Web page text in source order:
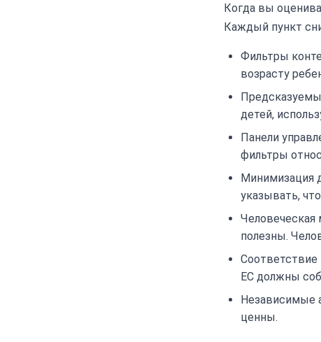
Когда вы
Каждый пункт
Фильтры
возрасту
детей,
Панели
фильтры
Минимизация
указывать,
Человеческая
полезны.
Соответствие
ЕС должны
Независимые
ценны.